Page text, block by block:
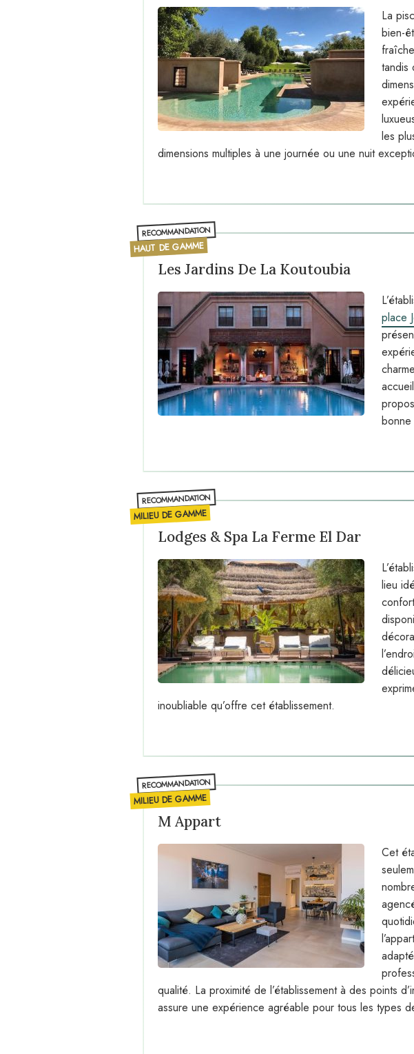
La
bien-
tandis
les
dimensions multiples à une journée ou une nuit
RECOMMANDATION
HAUT DE GAMME
Les Jardins De La Koutoubia
place
bonne
RECOMMANDATION
MILIEU DE GAMME
Lodges & Spa La Ferme El Dar
lieu
inoubliable qu’offre cet établissement.
RECOMMANDATION
MILIEU DE GAMME
M Appart
Cet
qualité. La proximité de l’établissement à des points
assure une expérience agréable pour tous les types